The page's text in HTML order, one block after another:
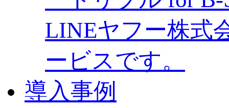
LINEヤフー株式
ービスです。
導入事例